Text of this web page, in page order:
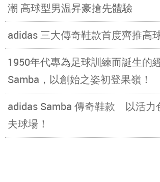
潮 高球型男温昇豪搶先體驗
adidas 三大傳奇鞋款首度齊推高
1950年代專為足球訓練而誕生的
Samba，以創始之姿初登果嶺！
adidas Samba 傳奇鞋款 以活力
夫球場！